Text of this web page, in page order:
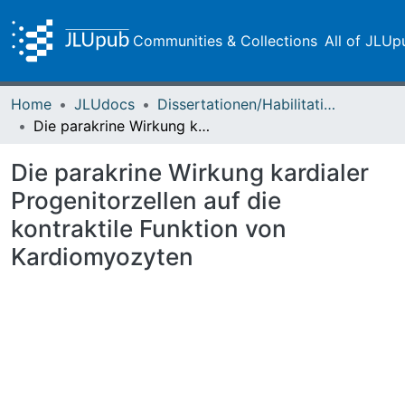
Communities & Collections All of
Home JLUdocs
Dissertationen/Habilitationen
Die parakrine Wirkung kardialer Progenitorzellen auf die kontraktile Funktion von Kardiomyozyten
Die parakrine Wirkung kardialer
Progenitorzellen auf die
kontraktile Funktion von
Kardiomyozyten